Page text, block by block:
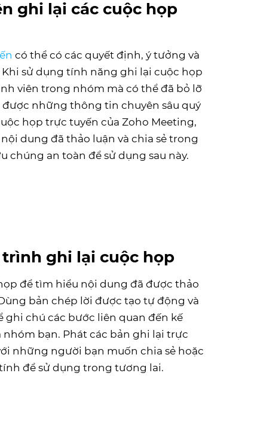
ghi lại các cuộc họp
có thể có các quyết định, ý tưởng và
sử dụng tính năng ghi lại cuộc họp
viên trong nhóm mà có thể đã bỏ lỡ
những thông tin chuyên sâu quý
họp trực tuyến của Zoho Meeting,
dung đã thảo luận và chia sẻ trong
chúng an toàn để sử dụng sau này.
ghi lại cuộc họp
để tìm hiểu nội dung đã được thảo
bản chép lời được tạo tự động và
ghi chú các bước liên quan đến kế
bạn. Phát các bản ghi lại trực
những người bạn muốn chia sẻ hoặc
để sử dụng trong tương lai.